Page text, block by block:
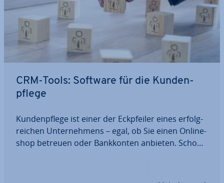
CRM-Tools: Software für die Kun­den­
pfle­ge
Kun­den­pfle­ge ist einer der Eck­pfei­ler eines er­folg­
rei­chen Un­ter­neh­mens – egal, ob Sie einen On­line­
shop betreuen oder Bank­kon­ten anbieten. Schon